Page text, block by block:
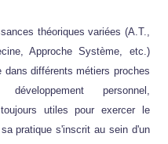
théoriques variées (A.T.,
Approche Système, etc.)
dans différents métiers proches
personnel,
utiles pour exercer le
pratique s'inscrit au sein d'un